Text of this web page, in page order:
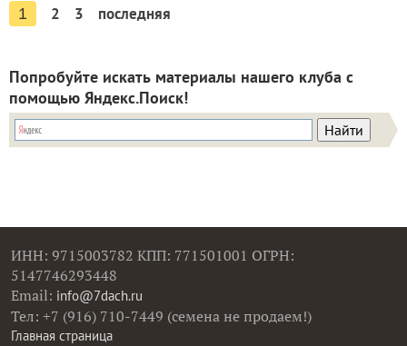
1 2 3 последняя
Попробуйте искать материалы нашего клуба с
помощью Яндекс.Поиск!
ИНН: 9715003782 КПП: 771501001 ОГРН:
5147746293448
Email: info@7dach.ru
Тел: +7 (916) 710-7449 (семена не продаем!)
Главная страница